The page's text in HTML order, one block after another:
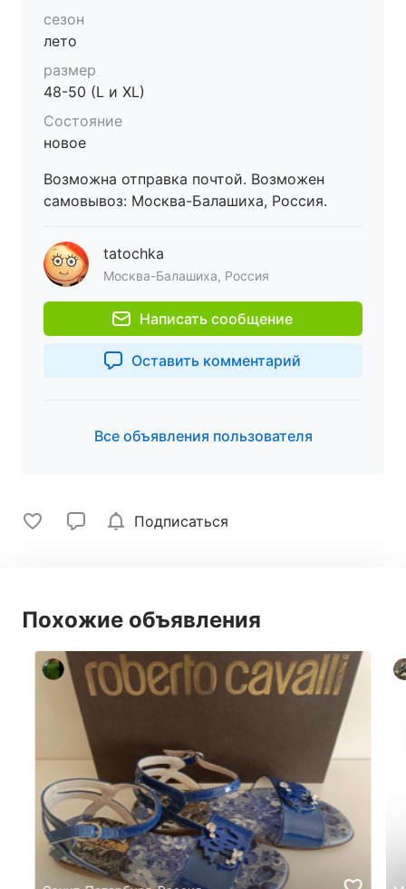
сезон
лето
размер
48-50 (L и XL)
Состояние
новое
Возможна отправка почтой. Возможен
самовывоз: Москва-Балашиха, Россия.
tatochka
Москва-Балашиха, Россия
Написать сообщение
Оставить комментарий
Все объявления пользователя
Подписаться
Похожие объявления